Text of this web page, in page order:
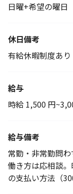
日曜+希望の曜日
休日備考
有給休暇制度あり
給与
時給 1,500 円
給与備考
常勤・非常勤問
働き方は応相談
の支払い方法（